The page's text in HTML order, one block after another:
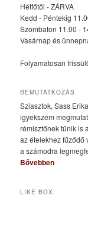
Hétfőtől - ZÁRVA
Kedd - Péntekig
Szombaton 11.00 -
Vasárnap és
Folyamatosan
BEMUTATKOZÁS
Sziasztok, Sass
igyekszem
rémisztőnek tűnik is
az ételekhez fűződő
a számodra
Bővebben
LIKE BOX